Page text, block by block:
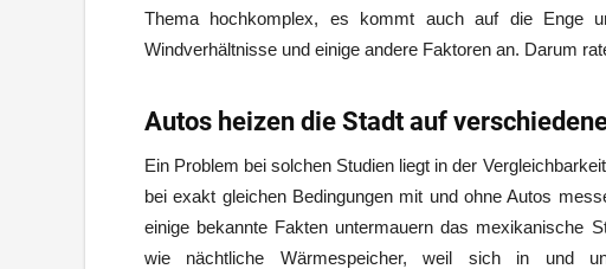
Thema hochkomplex, es kommt auch auf die Enge
Windverhältnisse und einige andere Faktoren an. Darum
Autos heizen die Stadt auf
Ein Problem bei solchen Studien liegt in der
bei exakt gleichen Bedingungen mit und ohne Autos
einige bekannte Fakten untermauern das mexikanische
wie nächtliche Wärmespeicher, weil sich in und